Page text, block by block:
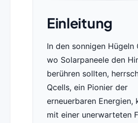
Einleitung
In den sonnigen Hügeln
wo Solarpaneele den
berühren sollten,
Qcells, ein Pionier der
erneuerbaren Energien,
mit einer unerwarteten